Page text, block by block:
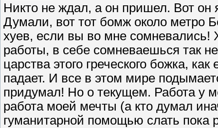
Никто не ждал, а он пришел. Вот он
Думали, вот тот бомж около метро
хуев, если вы во мне сомневались!
работы, в себе сомневаешься так
царства этого греческого божка,
падает. И все в этом мире
придумал! Но о текущем. Работа у
работа моей мечты (а кто думал
гуманитарной помощью слать пока